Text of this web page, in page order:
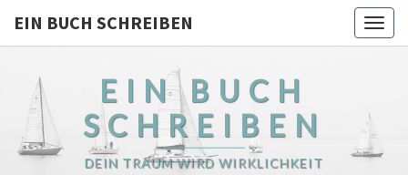
EIN BUCH SCHREIBEN
EIN BUCH
SCHREIBEN
DEIN TRAUM WIRD WIRKLICHKEIT